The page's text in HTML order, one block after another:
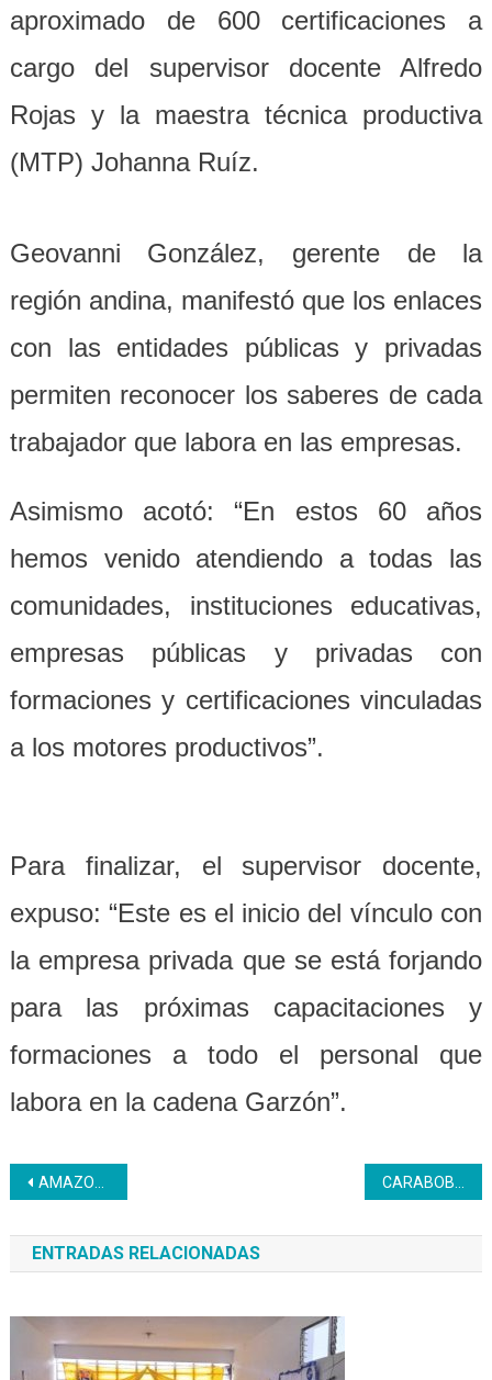
aproximado de 600 certificaciones a
cargo del supervisor docente Alfredo
Rojas y la maestra técnica productiva
(MTP) Johanna Ruíz.
Geovanni González, gerente de la
región andina, manifestó que los enlaces
con las entidades públicas y privadas
permiten reconocer los saberes de cada
trabajador que labora en las empresas.
Asimismo acotó: “En estos 60 años
hemos venido atendiendo a todas las
comunidades, instituciones educativas,
empresas públicas y privadas con
formaciones y certificaciones vinculadas
a los motores productivos”.
Para finalizar, el supervisor docente,
expuso: “Este es el inicio del vínculo con
la empresa privada que se está forjando
para las próximas capacitaciones y
formaciones a todo el personal que
labora en la cadena Garzón”.
Navegación
de
entradas
AMAZONAS | Brigadas del Inces llegan a unidades educativas
ENTRADAS RELACIONADAS